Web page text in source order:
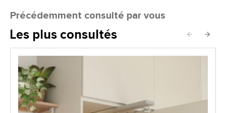
Précédemment consulté par vous
Les plus consultés